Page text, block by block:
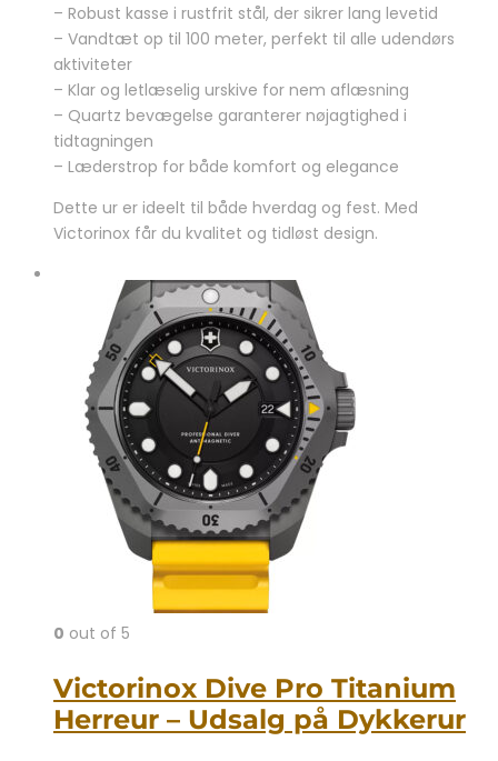
– Robust kasse i rustfrit stål, der sikrer lang levetid
– Vandtæt op til 100 meter, perfekt til alle udendørs
aktiviteter
– Klar og letlæselig urskive for nem aflæsning
– Quartz bevægelse garanterer nøjagtighed i
tidtagningen
– Læderstrop for både komfort og elegance
Dette ur er ideelt til både hverdag og fest. Med
Victorinox får du kvalitet og tidløst design.
0 out of 5
Victorinox Dive Pro Titanium
Herreur – Udsalg på Dykkerur